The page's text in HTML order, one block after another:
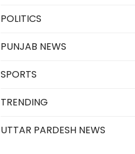
POLITICS
PUNJAB NEWS
SPORTS
TRENDING
UTTAR PARDESH NEWS